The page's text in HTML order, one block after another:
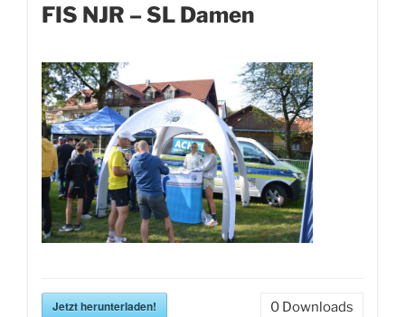
FIS NJR – SL Damen
Jetzt herunterladen! 0 Downloads